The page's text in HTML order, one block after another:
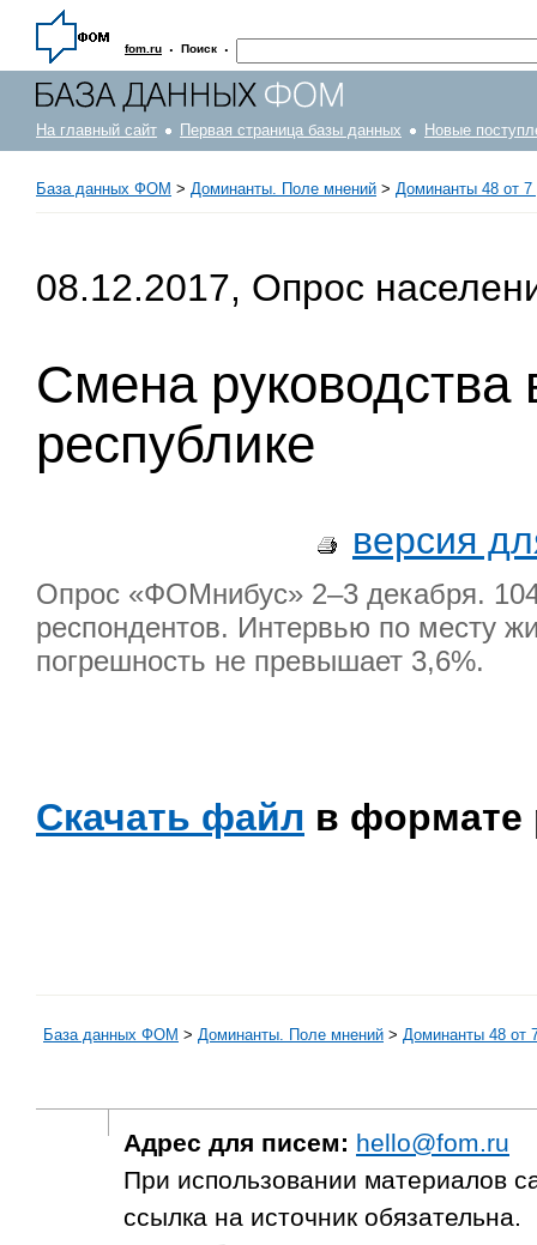
fom.ru · Поиск ·
На главный сайт Первая страница базы данных Новые
База данных ФОМ > Доминанты. Поле мнений > Доминанты 48 от 7
08.12.2017, Опрос
Смена руководства
республике
версия
Опрос «ФОМнибус» 2–3 декабря.
респондентов. Интервью по месту
погрешность не превышает 3,6%.
Скачать файл в формате
База данных ФОМ > Доминанты. Поле мнений > Доминанты 48 от
Адрес для писем: hello@fom.ru
При использовании материалов
ссылка на источник обязательна.